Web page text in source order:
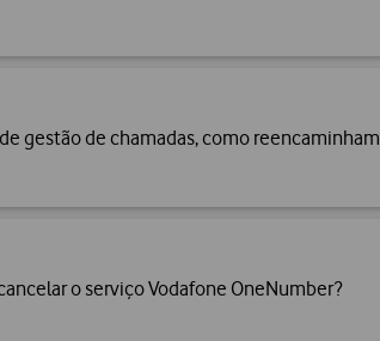
gestão de chamadas, como
o serviço Vodafone OneNumber?